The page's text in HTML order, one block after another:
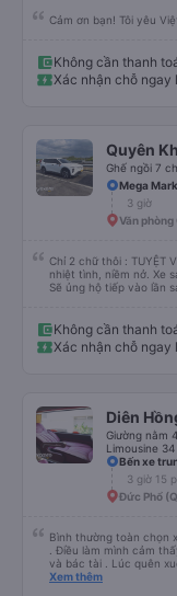
Cảm ơn bạn! Tôi yêu
Không cần thanh
Xác nhận chỗ ngay
Quyên
Ghế ngồi 7
Mega
3 giờ
Văn phòng
Chỉ 2 chữ thôi : TUYỆT
nhiệt tình, niềm nở. Xe
Sẽ ủng hộ tiếp vào lần
Không cần thanh
Xác nhận chỗ ngay
Diên
Giường nằm
Limousine
Bến xe
3 giờ 15
Đức Phổ
Bình thường toàn chọn
. Điều làm mình cảm
và bác tài . Lúc quên
trợ mình về tận nhà . 10
Xem thêm